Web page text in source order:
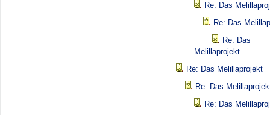
Re: Das
Re: Das
Re: Das
Melillaprojekt
Re: Das Melillaprojekt
Re: Das
Re: Das